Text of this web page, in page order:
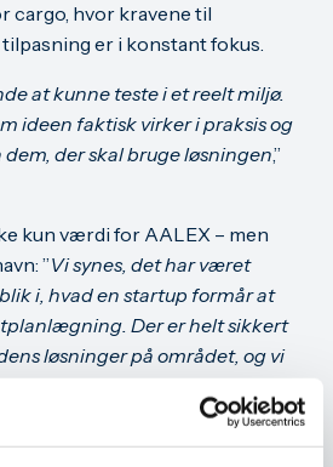
cargo, hvor kravene til
er i konstant fokus.
at kunne teste i et reelt miljø.
ideen faktisk virker i praksis og
der skal bruge løsningen,”
kun værdi for AALEX – men
”Vi synes, det har været
i, hvad en startup formår at
Der er helt sikkert
løsninger på området, og vi
siger Lau Sunde, Head of Payroll &